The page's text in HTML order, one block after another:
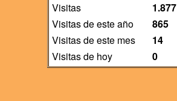
Visitas
1.877
Visitas de este año
865
Visitas de este mes
14
Visitas de hoy
0